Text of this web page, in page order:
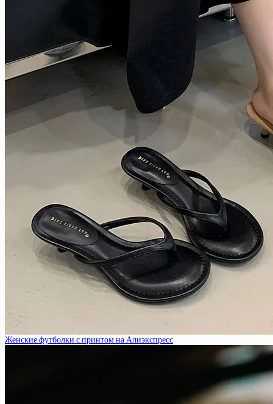
Женские футболки с принтом на Алиэкспресс